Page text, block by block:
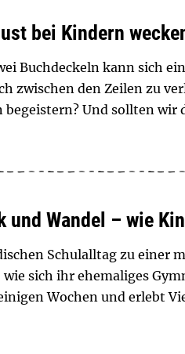
bei Kindern
Buchdeckeln kann sich
zwischen den Zeilen zu
begeistern? Und sollten wir
und Wandel – wie
Schulalltag zu einer
sich ihr ehemaliges
Wochen und erlebt